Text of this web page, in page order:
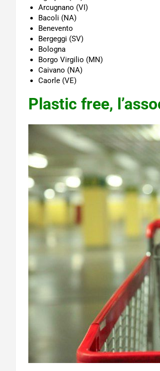
Arcugnano (VI)
Bacoli (NA)
Benevento
Bergeggi (SV)
Bologna
Borgo Virgilio (MN)
Caivano (NA)
Caorle (VE)
Plastic free,